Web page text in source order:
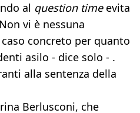
al question timeevita
vi è nessuna
concreto per quanto
asilo - dice solo - .
alla sentenza della
Berlusconi, che